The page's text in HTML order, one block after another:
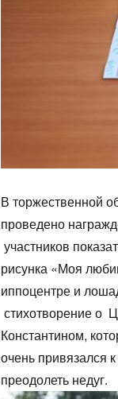
В торжественной
проведено
участников
рисунка «Моя
иппоцентре и
стихотворение о
Константином,
очень привязался
преодолеть недуг.